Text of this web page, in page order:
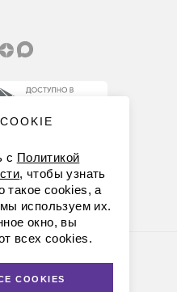
Нет в наличии
76-06
печати
с Политикой
, чтобы узнать
такое cookies, а
используем их.
окно, вы
всех cookies.
COOKIES